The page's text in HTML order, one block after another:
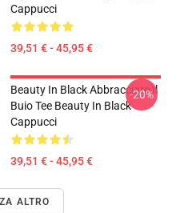
Cappucci
39,51 € - 45,95 €
Beauty In Black Abbracciare Il
Buio Tee Beauty In Black
Cappucci
39,51 € - 45,95 €
-20%
ALTRO